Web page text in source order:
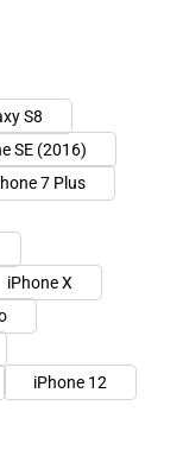
S8
SE (2016)
7 Plus
iPhone X
iPhone 12